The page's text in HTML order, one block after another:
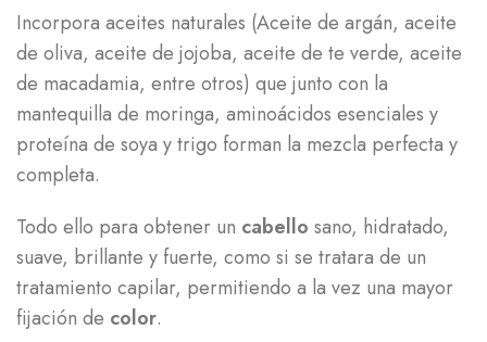
Incorpora aceites naturales (Aceite de argán, aceite
de oliva, aceite de jojoba, aceite de te verde, aceite
de macadamia, entre otros) que junto con la
mantequilla de moringa, aminoácidos esenciales y
proteína de soya y trigo forman la mezcla perfecta y
completa.
Todo ello para obtener un cabello sano, hidratado,
suave, brillante y fuerte, como si se tratara de un
tratamiento capilar, permitiendo a la vez una mayor
fijación de color.